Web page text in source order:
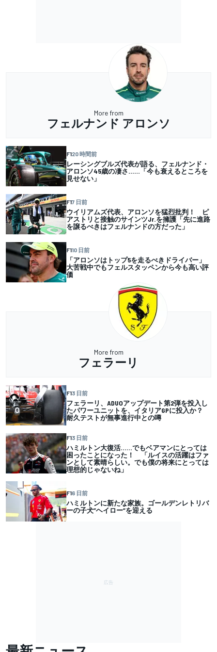
More from
フェルナンド アロンソ
F120 時間前
レーシングブルズ代表が語る、フェルナンド・
アロンソ45歳の凄さ……「今も衰えるところを
見せない」
F17 日前
ウイリアムズ代表、アロンソを猛烈批判！ ピ
アストリと接触のサインツJr.を擁護「先に進路
を譲るべきはフェルナンドの方だった」
F110 日前
「アロンソはトップ5を走るべきドライバー」
大苦戦中でもフェルスタッペンから今も高い評
価
More from
フェラーリ
F13 日前
フェラーリ、ADUOアップデート第2弾を投入し
たパワーユニットを、イタリアGPに投入か？
耐久テストが無事進行中との噂
F13 日前
ハミルトン大復活……でもベアマンにとっては
困ったことになった！ 「ルイスの活躍はファ
ンとして素晴らしい。でも僕の将来にとっては
理想的じゃないね」
F16 日前
ハミルトンに新たな家族。ゴールデンレトリバ
ーの子犬”ヘイロー”を迎える